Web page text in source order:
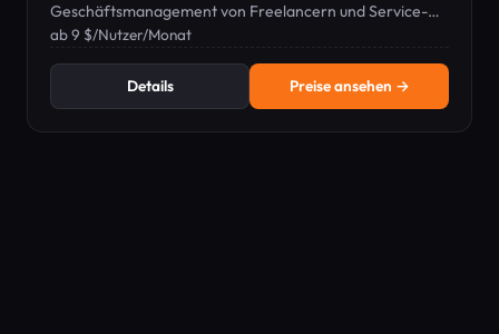
Geschäftsmanagement von Freelancern und Service-
Teams – mit CRM, Angeboten, Verträgen,
ab 9 $/Nutzer/Monat
Details Preise ansehen →